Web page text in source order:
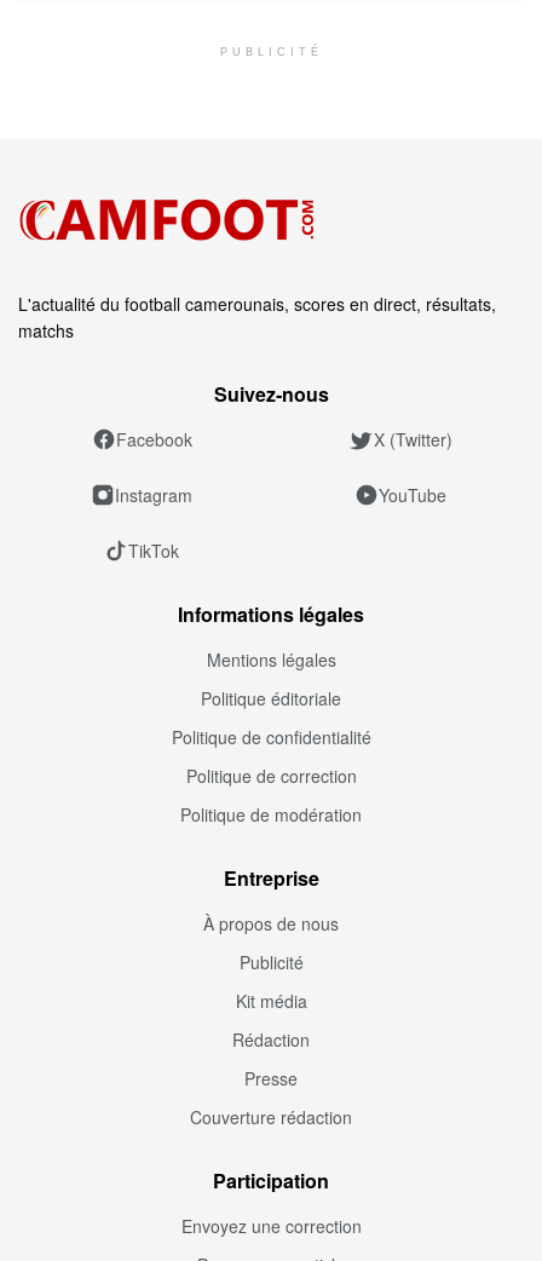
PUBLICITÉ
L'actualité du football camerounais, scores en direct, résultats,
matchs
Suivez‑nous
Facebook X (Twitter)
Instagram YouTube
TikTok
Informations légales
Mentions légales
Politique éditoriale
Politique de confidentialité
Politique de correction
Politique de modération
Entreprise
À propos de nous
Publicité
Kit média
Rédaction
Presse
Couverture rédaction
Participation
Envoyez une correction